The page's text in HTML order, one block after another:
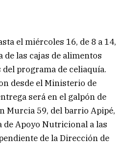
el miércoles 16, de 8 a 14,
de las cajas de alimentos
programa de celiaquía.
desde el Ministerio de
será en el galpón de
Murcia 59, del barrio Apipé,
de Apoyo Nutricional a las
de la Dirección de